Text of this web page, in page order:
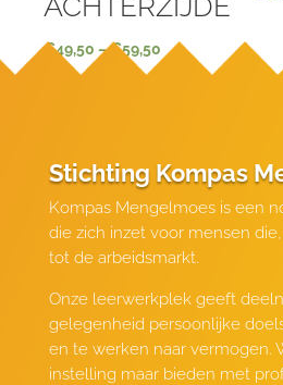
€49,50 –€59,50
Stichting Kompas
Kompas Mengelmoes is een
die zich inzet voor mensen
tot de arbeidsmarkt.
Onze leerwerkplek geeft
gelegenheid persoonlijke
en te werken naar vermogen.
instelling maar bieden met